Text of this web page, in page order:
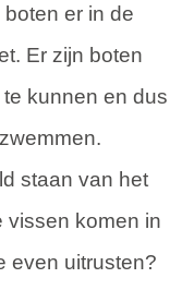
er in de
Er zijn boten
kunnen en dus
staan van het
vissen komen in
even uitrusten?